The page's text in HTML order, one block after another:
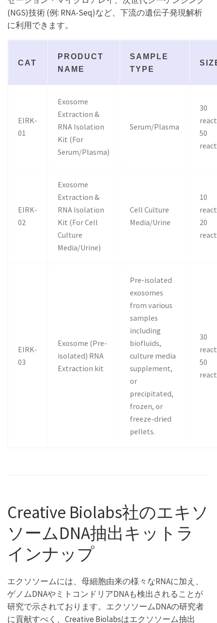
(NGS)技術 (例: RNA-Seq)など、下流の遺伝子発現解析
に利用できます。
CAT
PRODUCT
NAME
SAMPLE
TYPE
EIRK-
01
Exosome
Extraction &
RNA Isolation
Kit (For
Serum/Plasma)
Serum/Plasma
30
50
EIRK-
02
Exosome
Extraction &
RNA Isolation
Kit (For Cell
Culture
Media/Urine)
Cell Culture
Media/Urine
10
20
EIRK-
03
Exosome (Pre-
isolated) RNA
Extraction kit
Pre-isolated
exosomes
from various
samples
including
biofluids,
culture media
supplement,
or
precipitated,
frozen, or
freeze-dried
pellets.
30
50
Creative Biolabs社のエキソ
ソームDNA抽出キットラ
インナップ
エクソソームには、母細胞由来の様々なRNAに加え、
ゲノムDNAやミトコンドリアDNAも検出されることが
研究で示されております。エクソソームDNAの研究者
に貢献すべく、Creative Biolabsはエクソソーム抽出